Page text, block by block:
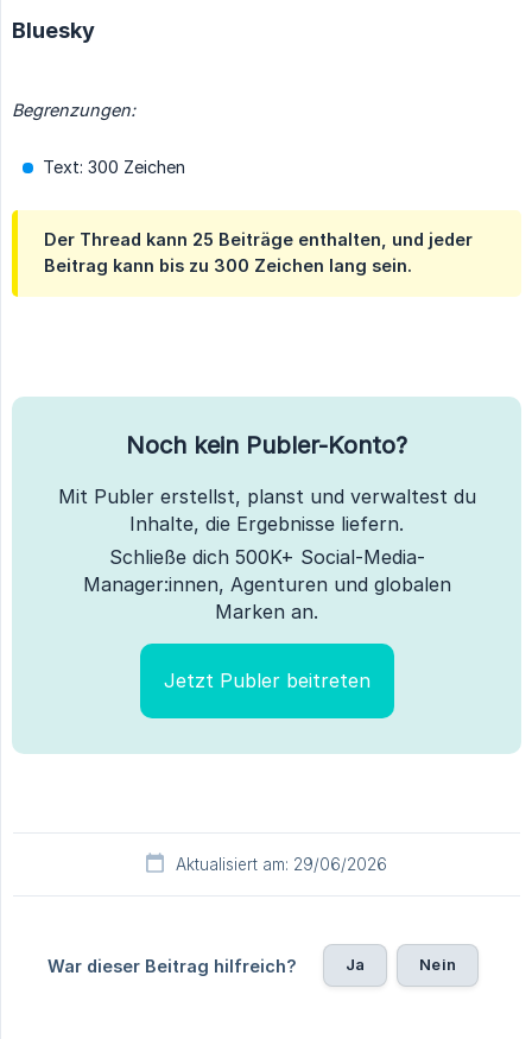
Bluesky
Begrenzungen:
Text: 300 Zeichen
Der Thread kann 25 Beiträge enthalten, und jeder
Beitrag kann bis zu 300 Zeichen lang sein.
Noch kein Publer-Konto?
Mit Publer erstellst, planst und verwaltest du
Inhalte, die Ergebnisse liefern.
Schließe dich 500K+ Social-Media-
Manager:innen, Agenturen und globalen
Marken an.
Jetzt Publer beitreten
Aktualisiert am: 29/06/2026
War dieser Beitrag hilfreich? Ja Nein